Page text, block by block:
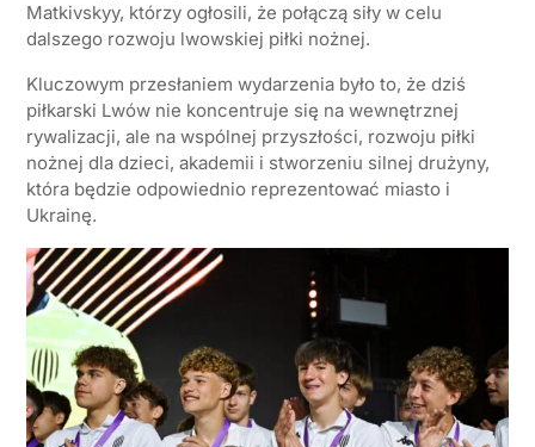
Matkivskyy, którzy ogłosili, że połączą siły w celu
dalszego rozwoju lwowskiej piłki nożnej.
Kluczowym przesłaniem wydarzenia było to, że dziś
piłkarski Lwów nie koncentruje się na wewnętrznej
rywalizacji, ale na wspólnej przyszłości, rozwoju piłki
nożnej dla dzieci, akademii i stworzeniu silnej drużyny,
która będzie odpowiednio reprezentować miasto i
Ukrainę.